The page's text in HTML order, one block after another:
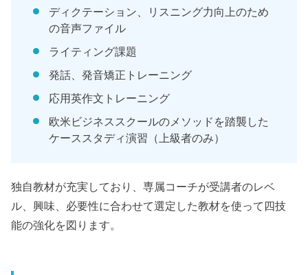
ディクテーション、リスニング力向上のため
の音声ファイル
ライティング課題
発話、発音矯正トレーニング
応用英作文トレーニング
欧米ビジネススクールのメソッドを踏襲した
ケーススタディ演習（上級者のみ）
独自教材が充実しており、専属コーチが受講者のレベ
ル、興味、必要性に合わせて選定した教材を使って四技
能の強化を図ります。